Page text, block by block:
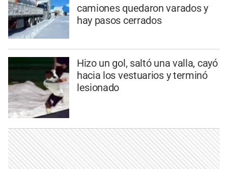
camiones quedaron varados y
hay pasos cerrados
Hizo un gol, saltó una valla, cayó
hacia los vestuarios y terminó
lesionado